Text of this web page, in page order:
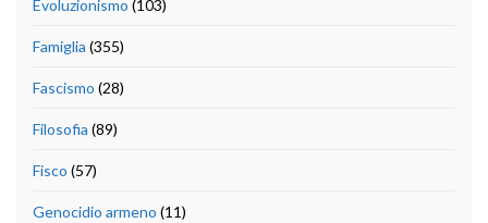
Evoluzionismo (103)
Famiglia (355)
Fascismo (28)
Filosofia (89)
Fisco (57)
Genocidio armeno (11)